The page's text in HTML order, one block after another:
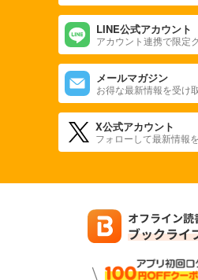
LINE公式アカウント
アカウント連携で限定
メールマガジン
お得な最新情報を受け
X公式アカウント
フォローして最新情報